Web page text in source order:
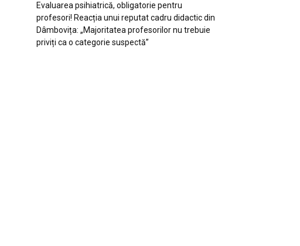
Evaluarea psihiatrică, obligatorie pentru
profesori! Reacția unui reputat cadru didactic din
Dâmbovița: „Majoritatea profesorilor nu trebuie
priviți ca o categorie suspectă”